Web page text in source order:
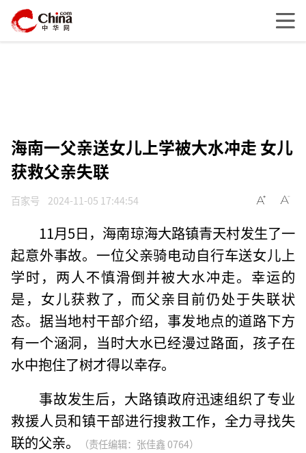
海南一父亲送女儿上学被大水冲走 女儿
获救父亲失联
百家号 2024-11-05 17:44:54
11月5日，海南琼海大路镇青天村发生了一
起意外事故。一位父亲骑电动自行车送女儿上
学时，两人不慎滑倒并被大水冲走。幸运的
是，女儿获救了，而父亲目前仍处于失联状
态。据当地村干部介绍，事发地点的道路下方
有一个涵洞，当时大水已经漫过路面，孩子在
水中抱住了树才得以幸存。
事故发生后，大路镇政府迅速组织了专业
救援人员和镇干部进行搜救工作，全力寻找失
联的父亲。
（责任编辑：张佳鑫 0764）